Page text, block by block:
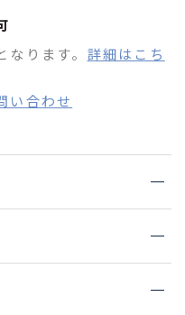
ります。 詳細はこち
い合わせ